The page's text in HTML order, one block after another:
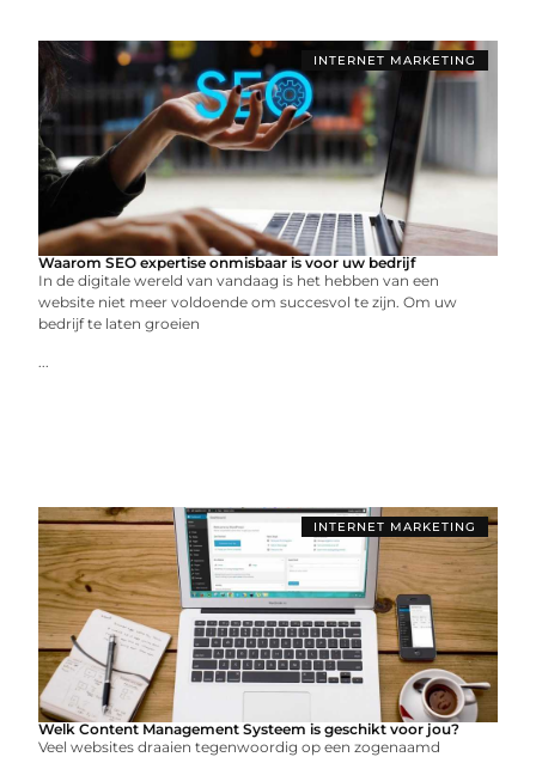
INTERNET MARKETING
Waarom SEO expertise onmisbaar is voor uw bedrijf
In de digitale wereld van vandaag is het hebben van een
website niet meer voldoende om succesvol te zijn. Om uw
bedrijf te laten groeien
...
INTERNET MARKETING
Welk Content Management Systeem is geschikt voor jou?
Veel websites draaien tegenwoordig op een zogenaamd